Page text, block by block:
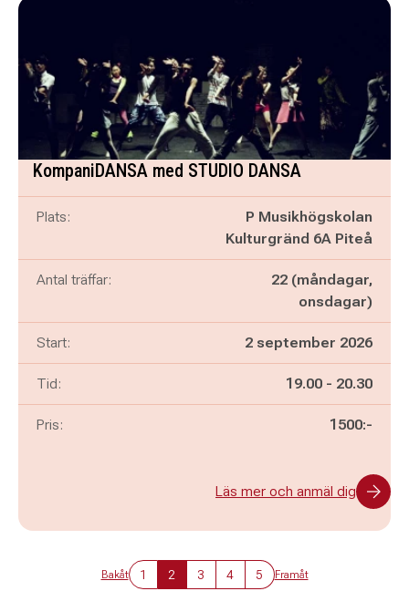
KompaniDANSA med STUDIO DANSA
Plats:
P Musikhögskolan
Kulturgränd 6A Piteå
Antal träffar:
22 (måndagar,
onsdagar)
Start: 2 september 2026
Tid: Pågår mellan
19.00 - och
20.30
Pris: 1500:-
Läs mer och anmäl dig
Bakåt 1 2 3 4 5 Framåt